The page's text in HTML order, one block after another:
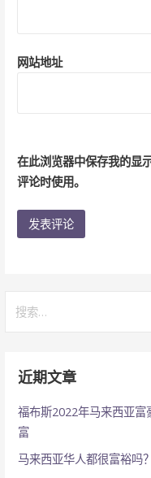
网站地址
在此浏览器中保存我的显
评论时使用。
索：
近期文章
福布斯2022年马来西亚
富
马来西亚华人都很富裕吗